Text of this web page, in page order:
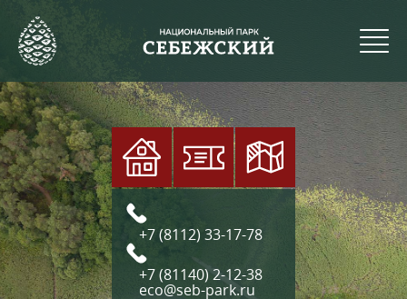
+7 (8112) 33-17-78
+7 (81140) 2-12-38
eco@seb-park.ru